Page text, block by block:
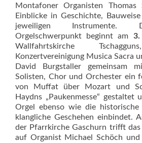
Montafoner Organisten Thomas
Einblicke in Geschichte,
jeweiligen Instrumente.
Orgelschwerpunkt beginnt am 3.
Wallfahrtskirche
Konzertvereinigung Musica Sacra
David Burgstaller gemeinsam
Solisten, Chor und Orchester ein
von Muffat über Mozart und
Haydns „Paukenmesse“ gestaltet
Orgel ebenso wie die historische
klangliche Geschehen einbindet.
der Pfarrkirche Gaschurn trifft
auf Organist Michael Schöch